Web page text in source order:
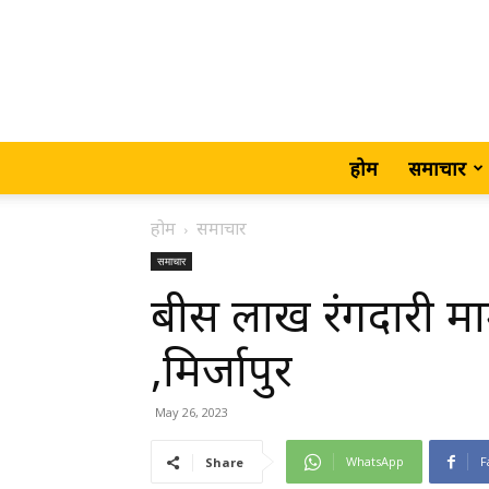
होम समाचार
होम समाचार
समाचार
बीस लाख रंगदारी
,मिर्जापुर
May 26, 2023
Share WhatsApp